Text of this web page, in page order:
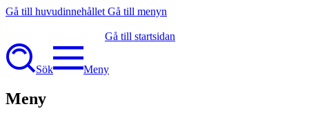
Gå till huvudinnehållet Gå till menyn
Gå till startsidan
Sök Meny
Meny